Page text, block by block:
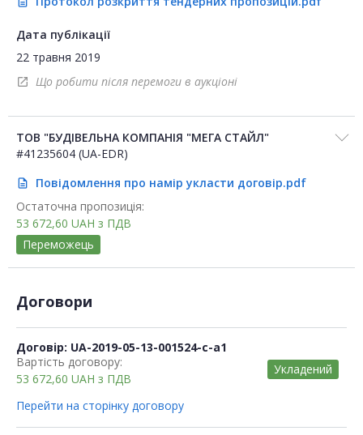
Дата публікації
22 травня 2019
open_in_new Що робити після перемоги в аукціоні
ТОВ "БУДІВЕЛЬНА КОМПАНІЯ "МЕГА СТАЙЛ"
#41235604 (UA-EDR)
description
Повідомлення про намір укласти договір.pdf
Остаточна пропозиція:
53 672,60 UAH з ПДВ
Переможець
Договори
Договір: UA-2019-05-13-001524-c-a1
Вартість договору:
53 672,60 UAH з ПДВ
Укладений
Перейти на сторінку договору